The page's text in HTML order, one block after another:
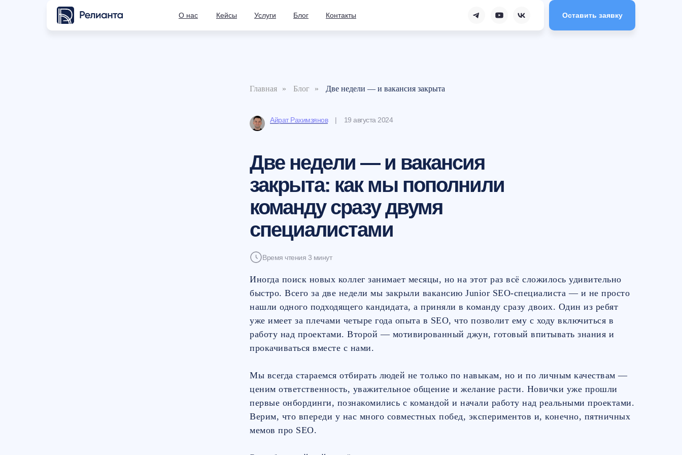
Оставить заявку
О нас Кейсы Услуги Блог Контакты
Главная » Блог » Две недели — и вакансия закрыта
Две недели — и вакансия
закрыта: как мы пополнили
команду сразу двумя
специалистами
Айрат Рахимзянов| 19 августа 2024
Время чтения 3 минут
Иногда поиск новых коллег занимает месяцы, но на этот раз всё сложилось удивительно
быстро. Всего за две недели мы закрыли вакансию Junior SEO-специалиста — и не просто
нашли одного подходящего кандидата, а приняли в команду сразу двоих. Один из ребят
уже имеет за плечами четыре года опыта в SEO, что позволит ему с ходу включиться в
работу над проектами. Второй — мотивированный джун, готовый впитывать знания и
прокачиваться вместе с нами.
Мы всегда стараемся отбирать людей не только по навыкам, но и по личным качествам —
ценим ответственность, уважительное общение и желание расти. Новички уже прошли
первые онбординги, познакомились с командой и начали работу над реальными проектами.
Верим, что впереди у нас много совместных побед, экспериментов и, конечно, пятничных
мемов про SEO.